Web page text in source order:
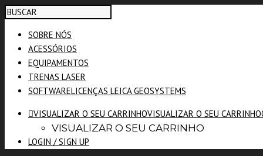
SOBRE NÓS
ACESSÓRIOS
EQUIPAMENTOS
TRENAS LASER
SOFTWARELICENÇAS LEICA GEOSYSTEMS
VISUALIZAR O SEU CARRINHOVISUALIZAR O SEU CARRINHO
VISUALIZAR O SEU CARRINHO
LOGIN / SIGN UP